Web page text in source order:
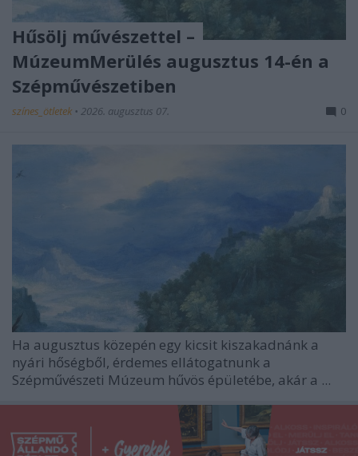
Hűsölj művészettel –
MúzeumMerülés augusztus 14-én a
Szépművészetiben
színes_ötletek • 2026. augusztus 07. 0
Ha augusztus közepén egy kicsit kiszakadnánk a
nyári hőségből, érdemes ellátogatnunk a
Szépművészeti Múzeum hűvös épületébe, akár a ...